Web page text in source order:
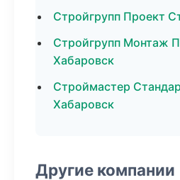
Стройгрупп Проект
Стройгрупп Монтаж
Хабаровск
Строймастер
Хабаровск
Другие компании